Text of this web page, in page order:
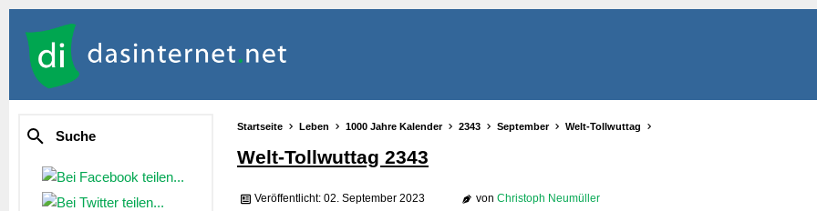
Suche
Startseite Leben 1000 Jahre Kalender 2343 September Welt-Tollwuttag
Welt-Tollwuttag 2343
Veröffentlicht: 02. September 2023 von Christoph Neumüller